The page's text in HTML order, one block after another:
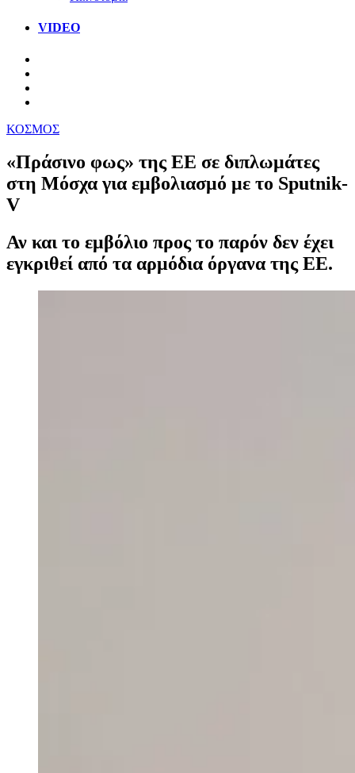
VIDEO
ΚΟΣΜΟΣ
«Πράσινο φως» της ΕΕ σε διπλωμάτες
στη Μόσχα για εμβολιασμό με το Sputnik-
V
Αν και το εμβόλιο προς το παρόν δεν έχει
εγκριθεί από τα αρμόδια όργανα της ΕΕ.